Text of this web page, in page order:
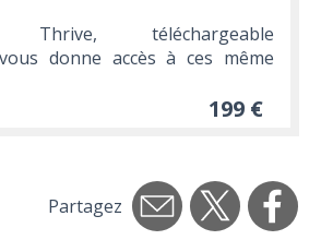
Thrive, téléchargeable
donne accès à ces même
199 €
Partagez